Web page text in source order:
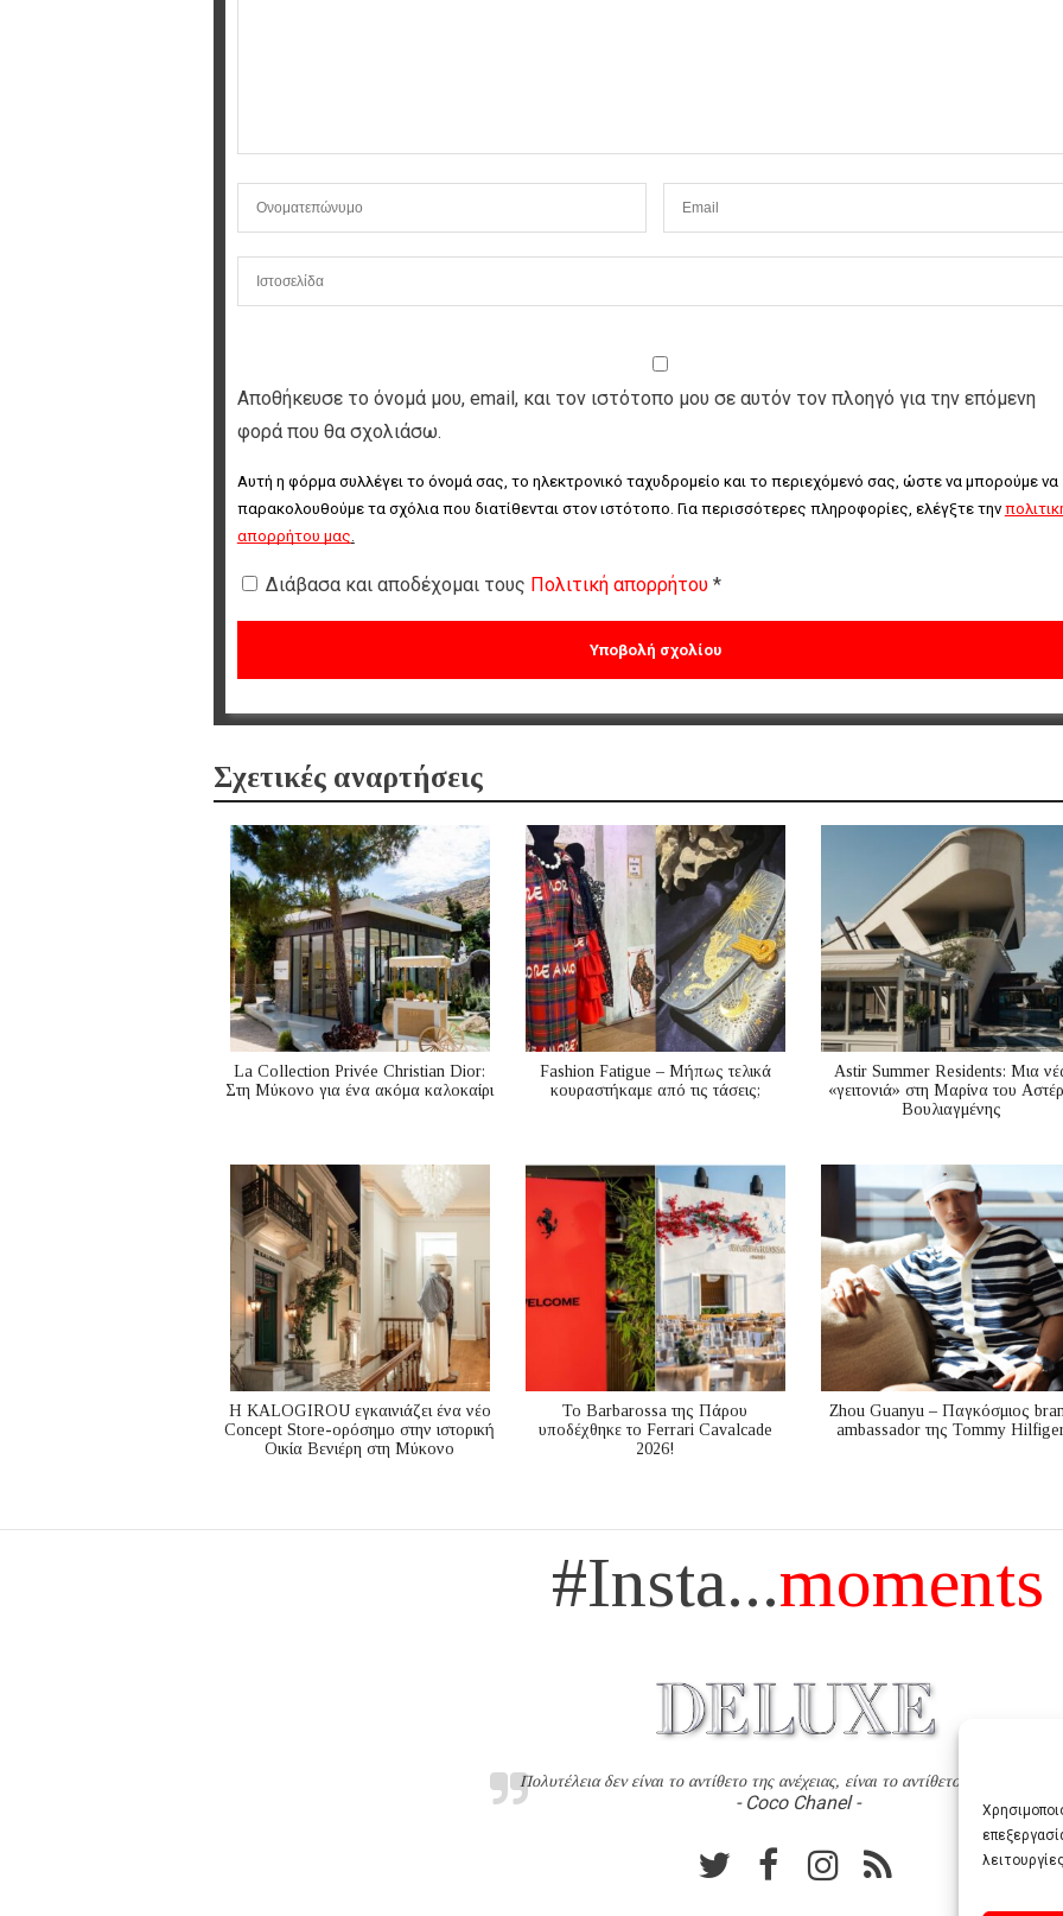
Αποθήκευσε το όνομά μου, email, και τον ιστότοπο μου σε αυτόν τον πλοηγό για την επόμενη
φορά που θα σχολιάσω.
Αυτή η φόρμα συλλέγει το όνομά σας, το ηλεκτρονικό ταχυδρομείο και το περιεχόμενό σας, ώστε να μπορούμε να
παρακολουθούμε τα σχόλια που διατίθενται στον ιστότοπο. Για περισσότερες πληροφορίες, ελέγξτε την
απορρήτου μας.
Διάβασα και αποδέχομαι τους Πολιτική απορρήτου *
Σχετικές αναρτήσεις
La Collection Privée Christian Dior:
Στη Μύκονο για ένα ακόμα καλοκαίρι
Fashion Fatigue – Μήπως τελικά
κουραστήκαμε από τις τάσεις;
Astir Summer Residents: Μια
«γειτονιά» στη Μαρίνα του
Βουλιαγμένης
Η KALOGIROU εγκαινιάζει ένα νέο
Concept Store-ορόσημο στην ιστορική
Οικία Βενιέρη στη Μύκονο
Το Barbarossa της Πάρου
υποδέχθηκε το Ferrari Cavalcade
2026!
Zhou Guanyu – Παγκόσμιος
ambassador της Tommy
#Insta...moments
Πολυτέλεια δεν είναι το αντίθετο της ανέχειας, είναι το αντίθετο της
- Coco Chanel -